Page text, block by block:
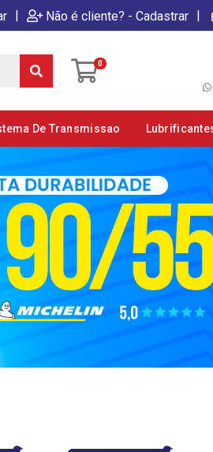
| Não é cliente? - Cadastrar |
0
De Transmissao